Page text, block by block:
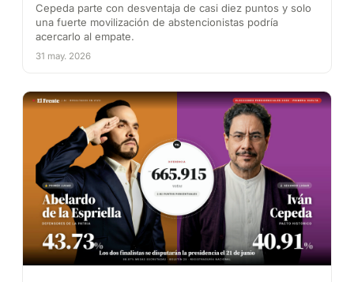
Cepeda parte con desventaja de casi diez puntos y solo
una fuerte movilización de abstencionistas podría
acercarlo al empate.
31 may. 2026